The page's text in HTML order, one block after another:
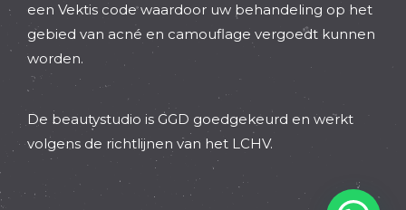
een Vektis code waardoor uw behandeling op het
gebied van acné en camouflage vergoedt kunnen
worden.
De beautystudio is GGD goedgekeurd en werkt
volgens de richtlijnen van het LCHV.